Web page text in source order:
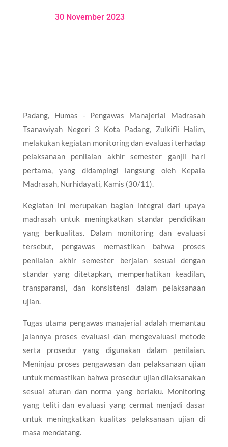
30 November 2023
Padang, Humas - Pengawas Manajerial Madrasah
Tsanawiyah Negeri 3 Kota Padang, Zulkifli Halim,
melakukan kegiatan monitoring dan evaluasi terhadap
pelaksanaan penilaian akhir semester ganjil hari
pertama, yang didampingi langsung oleh Kepala
Madrasah, Nurhidayati, Kamis (30/11).
Kegiatan ini merupakan bagian integral dari upaya
madrasah untuk meningkatkan standar pendidikan
yang berkualitas. Dalam monitoring dan evaluasi
tersebut, pengawas memastikan bahwa proses
penilaian akhir semester berjalan sesuai dengan
standar yang ditetapkan, memperhatikan keadilan,
transparansi, dan konsistensi dalam pelaksanaan
ujian.
Tugas utama pengawas manajerial adalah memantau
jalannya proses evaluasi dan mengevaluasi metode
serta prosedur yang digunakan dalam penilaian.
Meninjau proses pengawasan dan pelaksanaan ujian
untuk memastikan bahwa prosedur ujian dilaksanakan
sesuai aturan dan norma yang berlaku. Monitoring
yang teliti dan evaluasi yang cermat menjadi dasar
untuk meningkatkan kualitas pelaksanaan ujian di
masa mendatang.